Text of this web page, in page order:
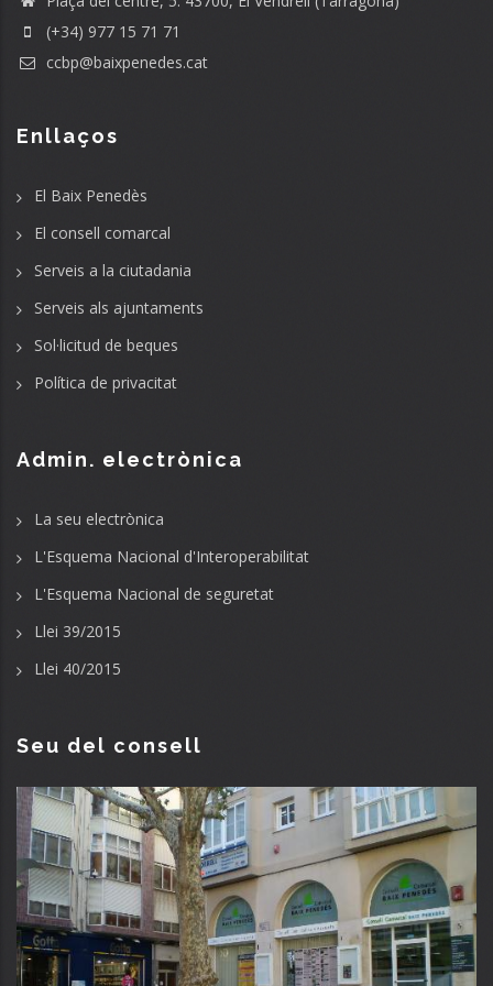
(+34) 977 15 71 71
ccbp@baixpenedes.cat
Enllaços
El Baix Penedès
El consell comarcal
Serveis a la ciutadania
Serveis als ajuntaments
Sol·licitud de beques
Política de privacitat
Admin. electrònica
La seu electrònica
L'Esquema Nacional d'Interoperabilitat
L'Esquema Nacional de seguretat
Llei 39/2015
Llei 40/2015
Seu del consell